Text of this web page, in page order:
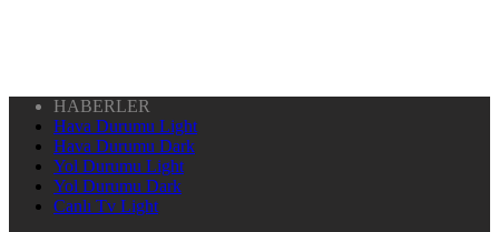
HABERLER
Hava Durumu Light
Hava Durumu Dark
Yol Durumu Light
Yol Durumu Dark
Canlı Tv Light